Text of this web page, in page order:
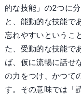
的な技能」の2つに
と、能動的な技能で
忘れやすいというこ
た、受動的な技能で
ば、仮に流暢に話せ
の力をつけ、かつて
す。その意味では「